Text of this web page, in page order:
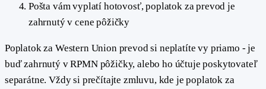
Pošta vám vyplatí hotovosť, poplatok za prevod je
zahrnutý v cene pôžičky
Poplatok za Western Union prevod si neplatíte vy priamo - je
buď zahrnutý v RPMN pôžičky, alebo ho účtuje poskytovateľ
separátne. Vždy si prečítajte zmluvu, kde je poplatok za